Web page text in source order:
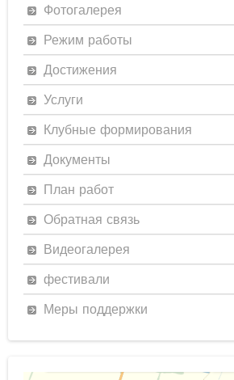
Фотогалерея
Режим работы
Достижения
Услуги
Клубные формирования
Документы
План работ
Обратная связь
Видеогалерея
фестивали
Меры поддержки